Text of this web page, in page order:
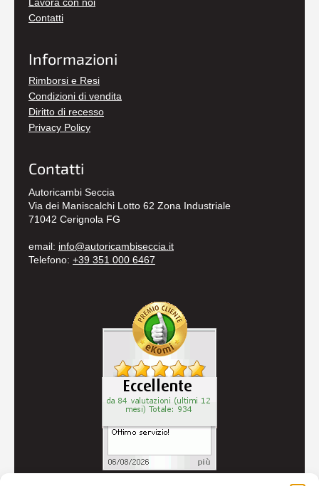
Lavora con noi
Contatti
Informazioni
Rimborsi e Resi
Condizioni di vendita
Diritto di recesso
Privacy Policy
Contatti
Autoricambi Seccia
Via dei Maniscalchi Lotto 62 Zona Industriale
71042 Cerignola FG
email: info@autoricambiseccia.it
Telefono: +39 351 000 6467